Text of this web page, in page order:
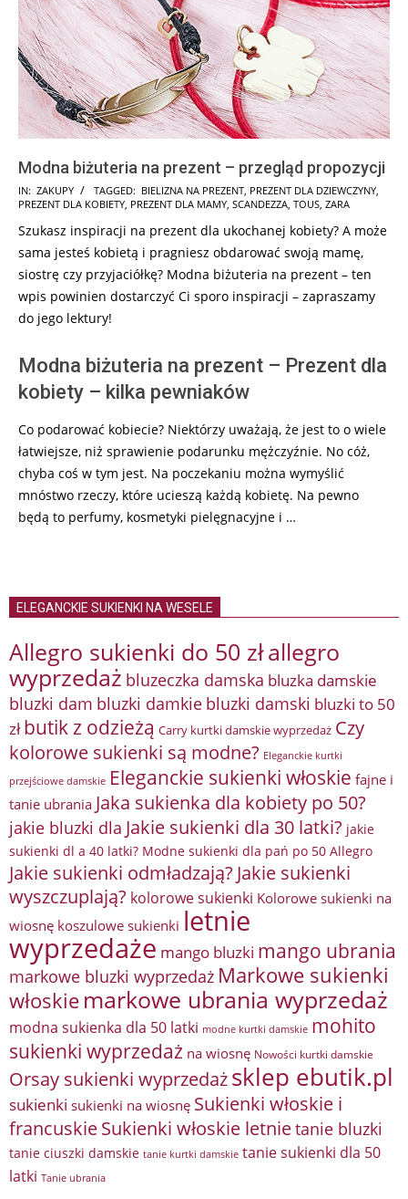
Modna biżuteria na prezent – przegląd propozycji
2025-
08-
14
IN: ZAKUPY TAGGED: BIELIZNA NA PREZENT PREZENT DLA DZIEWCZYNY
PREZENT DLA KOBIETY PREZENT DLA MAMY SCANDEZZA TOUS ZARA
Szukasz inspiracji na prezent dla ukochanej kobiety? A może
sama jesteś kobietą i pragniesz obdarować swoją mamę,
siostrę czy przyjaciółkę? Modna biżuteria na prezent – ten
wpis powinien dostarczyć Ci sporo inspiracji – zapraszamy
do jego lektury!
Modna biżuteria na prezent – Prezent dla
kobiety – kilka pewniaków
Co podarować kobiecie? Niektórzy uważają, że jest to o wiele
łatwiejsze, niż sprawienie podarunku mężczyźnie. No cóż,
chyba coś w tym jest. Na poczekaniu można wymyślić
mnóstwo rzeczy, które ucieszą każdą kobietę. Na pewno
będą to perfumy, kosmetyki pielęgnacyjne i …
ELEGANCKIE SUKIENKI NA WESELE
Allegro sukienki do 50 złallegro
wyprzedaż bluzeczka damska bluzka damskie
bluzki dam bluzki damkie bluzki damski bluzki to 50
zł butik z odzieżą Carry kurtki damskie wyprzedaż Czy
kolorowe sukienki są modne? Eleganckie kurtki
przejściowe damskie Eleganckie sukienki włoskie fajne i
tanie ubrania Jaka sukienka dla kobiety po 50?
jakie bluzki dla Jakie sukienki dla 30 latki? jakie
sukienki dl a 40 latki? Modne sukienki dla pań po 50 Allegro
Jakie sukienki odmładzają? Jakie sukienki
wyszczuplają? kolorowe sukienki Kolorowe sukienki na
wiosnę koszulowe sukienki letnie
wyprzedaże mango bluzki mango ubrania
markowe bluzki wyprzedaż Markowe sukienki
włoskie markowe ubrania wyprzedaż
modna sukienka dla 50 latki modne kurtki damskie mohito
sukienki wyprzedaż na wiosnę Nowości kurtki damskie
Orsay sukienki wyprzedażsklep ebutik.pl
sukienki sukienki na wiosnę Sukienki włoskie i
francuskieSukienki włoskie letnietanie bluzki
tanie ciuszki damskie tanie kurtki damskie tanie sukienki dla 50
latki Tanie ubrania